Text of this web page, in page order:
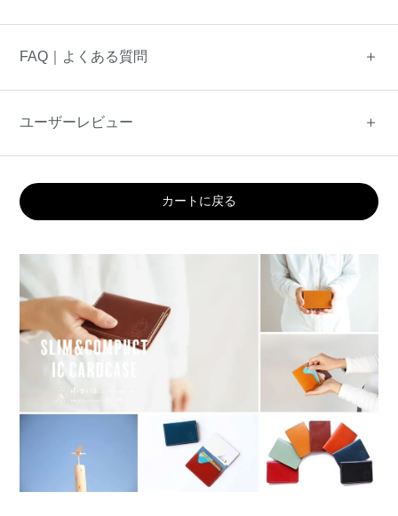
FAQ｜よくある質問
ユーザーレビュー
カートに戻る